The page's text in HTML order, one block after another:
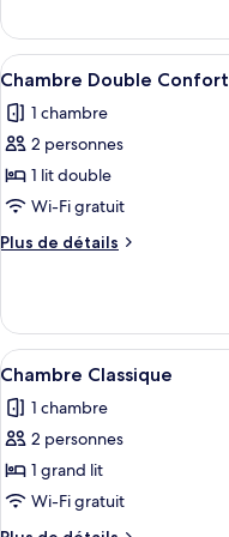
le
type
de
Chambre
Premium
Afficher
toutes
les
photos
pour
ce
type
de
Chambre
Double
Confort
9
Chambre Double Confort
1 chambre
2 personnes
1 lit double
Wi-Fi gratuit
Plus de détails
Plus
le
type
de
Chambre
Double
Afficher
toutes
les
photos
pour
ce
type
8
Chambre Classique
1 chambre
2 personnes
1 grand lit
Wi-Fi gratuit